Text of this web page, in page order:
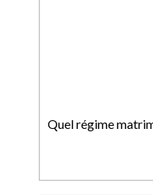
Quel régime